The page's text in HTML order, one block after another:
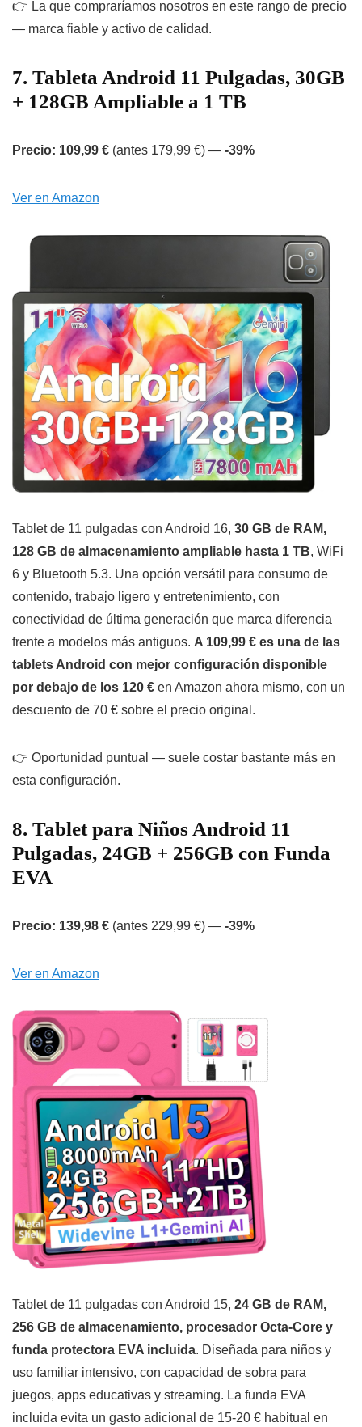
👉 La que compraríamos nosotros en este rango de precio
— marca fiable y activo de calidad.
7. Tableta Android 11 Pulgadas, 30GB
+ 128GB Ampliable a 1 TB
Precio: 109,99 € (antes 179,99 €) — -39%
Ver en Amazon
Tablet de 11 pulgadas con Android 16, 30 GB de RAM,
128 GB de almacenamiento ampliable hasta 1 TB, WiFi
6 y Bluetooth 5.3. Una opción versátil para consumo de
contenido, trabajo ligero y entretenimiento, con
conectividad de última generación que marca diferencia
frente a modelos más antiguos. A 109,99 € es una de las
tablets Android con mejor configuración disponible
por debajo de los 120 € en Amazon ahora mismo, con un
descuento de 70 € sobre el precio original.
👉 Oportunidad puntual — suele costar bastante más en
esta configuración.
8. Tablet para Niños Android 11
Pulgadas, 24GB + 256GB con Funda
EVA
Precio: 139,98 € (antes 229,99 €) — -39%
Ver en Amazon
Tablet de 11 pulgadas con Android 15, 24 GB de RAM,
256 GB de almacenamiento, procesador Octa-Core y
funda protectora EVA incluida. Diseñada para niños y
uso familiar intensivo, con capacidad de sobra para
juegos, apps educativas y streaming. La funda EVA
incluida evita un gasto adicional de 15-20 € habitual en